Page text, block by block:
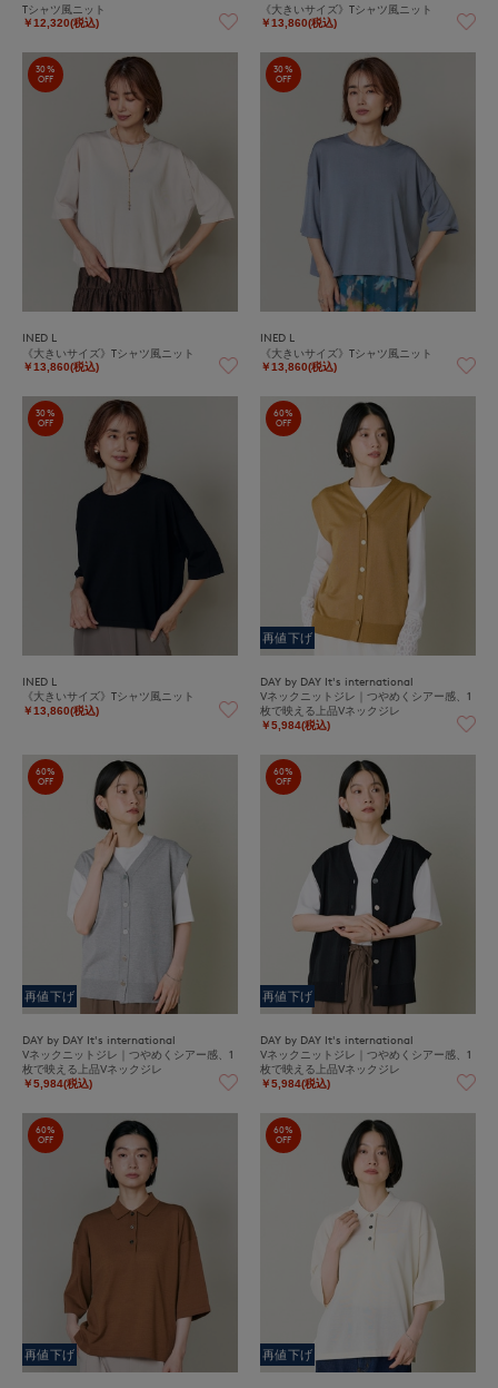
Tシャツ風ニット
￥12,320(税込)
《大きいサイズ》Tシャツ風ニット
￥13,860(税込)
30%
OFF
INED L
《大きいサイズ》Tシャツ風ニット
￥13,860(税込)
30%
OFF
INED L
《大きいサイズ》Tシャツ風ニット
￥13,860(税込)
30%
OFF
INED L
《大きいサイズ》Tシャツ風ニット
￥13,860(税込)
60%
OFF
再値下げ
DAY by DAY It's international
Vネックニットジレ｜つやめくシアー感、1
枚で映える上品Vネックジレ
￥5,984(税込)
60%
OFF
再値下げ
DAY by DAY It's international
Vネックニットジレ｜つやめくシアー感、1
枚で映える上品Vネックジレ
￥5,984(税込)
60%
OFF
再値下げ
DAY by DAY It's international
Vネックニットジレ｜つやめくシアー感、1
枚で映える上品Vネックジレ
￥5,984(税込)
60%
OFF
再値下げ
60%
OFF
再値下げ